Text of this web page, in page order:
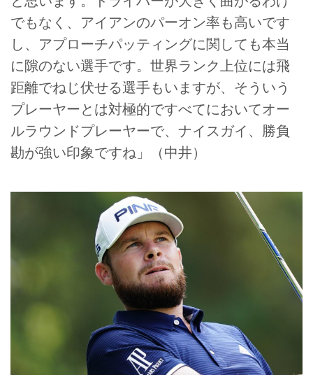
でもなく、アイアンのパーオン率も高いです
し、アプローチパッティングに関しても本当
に隙のない選手です。世界ランク上位には飛
距離でねじ伏せる選手もいますが、そういう
プレーヤーとは対極的ですべてにおいてオー
ルラウンドプレーヤーで、ナイスガイ、勝負
勘が強い印象ですね」（中井）